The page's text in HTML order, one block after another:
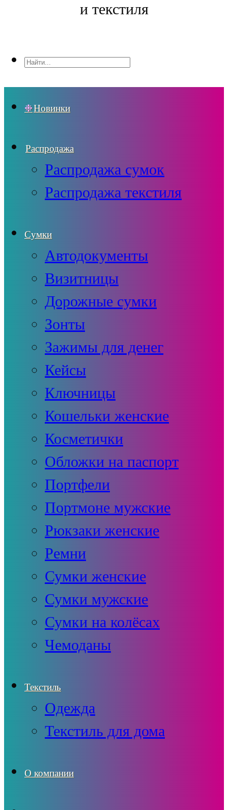
и текстиля
Новинки
Распродажа
Распродажа сумок
Распродажа текстиля
Сумки
Автодокументы
Визитницы
Дорожные сумки
Зонты
Зажимы для денег
Кейсы
Ключницы
Кошельки женские
Косметички
Обложки на паспорт
Портфели
Портмоне мужские
Рюкзаки женские
Ремни
Сумки женские
Сумки мужские
Сумки на колёсах
Чемоданы
Текстиль
Одежда
Текстиль для дома
О компании